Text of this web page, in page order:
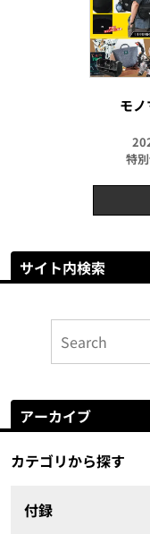
モ
特
サイト内検索
アーカイブ
カテゴリから探す
付録